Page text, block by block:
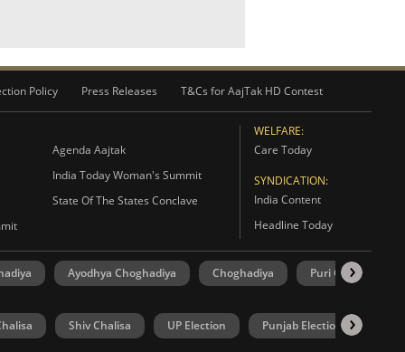
Policy Press Releases T&Cs for AajTak HD Contest
Agenda Aajtak
India Today Woman's Summit
State Of The States Conclave
WELFARE:
Care Today
SYNDICATION:
India Content
Headline Today
Ayodhya Choghadiya Choghadiya Puri Choghadiya
Shiv Chalisa UP Election Punjab Election